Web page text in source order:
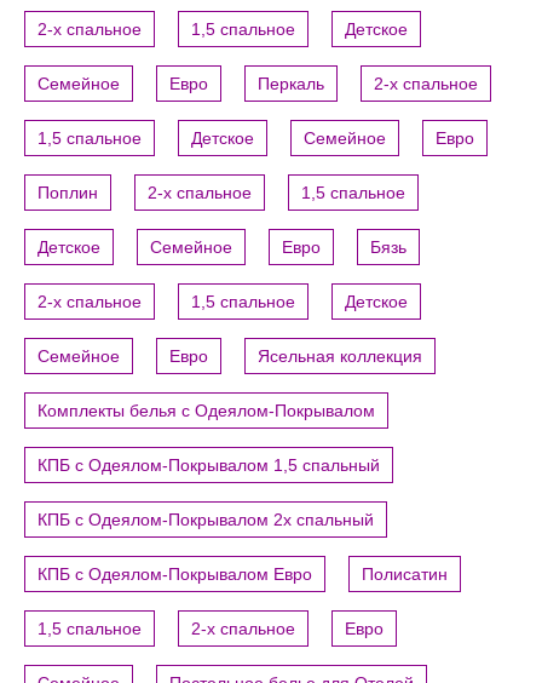
2-х спальное 1,5 спальное Детское
Семейное Евро Перкаль 2-х спальное
1,5 спальное Детское Семейное Евро
Поплин 2-х спальное 1,5 спальное
Детское Семейное Евро Бязь
2-х спальное 1,5 спальное Детское
Семейное Евро Ясельная коллекция
Комплекты белья с Одеялом-Покрывалом
КПБ с Одеялом-Покрывалом 1,5 спальный
КПБ с Одеялом-Покрывалом 2х спальный
КПБ с Одеялом-Покрывалом Евро Полисатин
1,5 спальное 2-х спальное Евро